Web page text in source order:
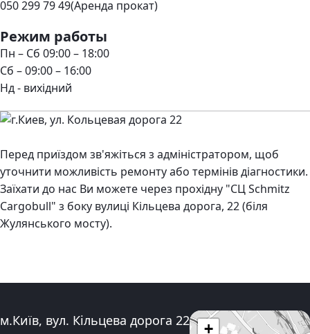
050 299 79 49(Аренда прокат)
Режим работы
Пн – Сб 09:00 – 18:00
Сб – 09:00 – 16:00
Нд - вихідний
Перед приїздом зв'яжіться з адміністратором, щоб
уточнити можливість ремонту або термінів діагностики.
Заїхати до нас Ви можете через прохідну "СЦ Schmitz
Cargobull" з боку вулиці Кільцева дорога, 22 (біля
Жулянського мосту).
Адреса:
м.Київ, вул. Кільцева дорога 22 +